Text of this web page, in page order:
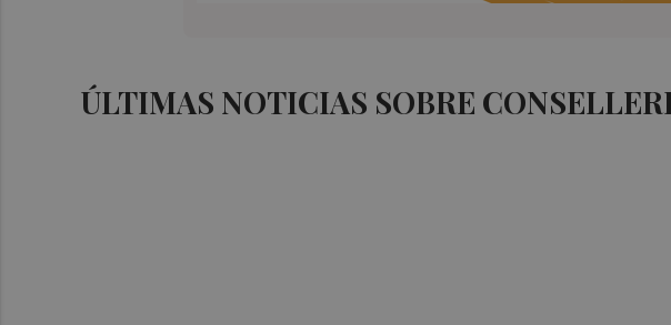
ÚLTIMAS NOTICIAS SOBRE